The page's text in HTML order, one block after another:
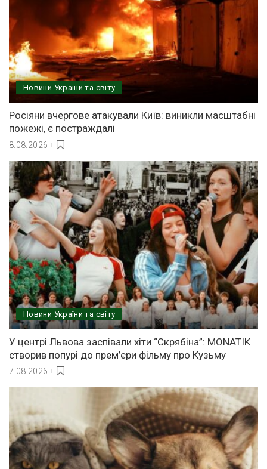
Новини України та світу
Росіяни вчергове атакували Київ: виникли масштабні
пожежі, є постраждалі
8.08.2026
Новини України та світу
У центрі Львова заспівали хіти “Скрябіна”: MONATIK
створив попурі до прем’єри фільму про Кузьму
7.08.2026